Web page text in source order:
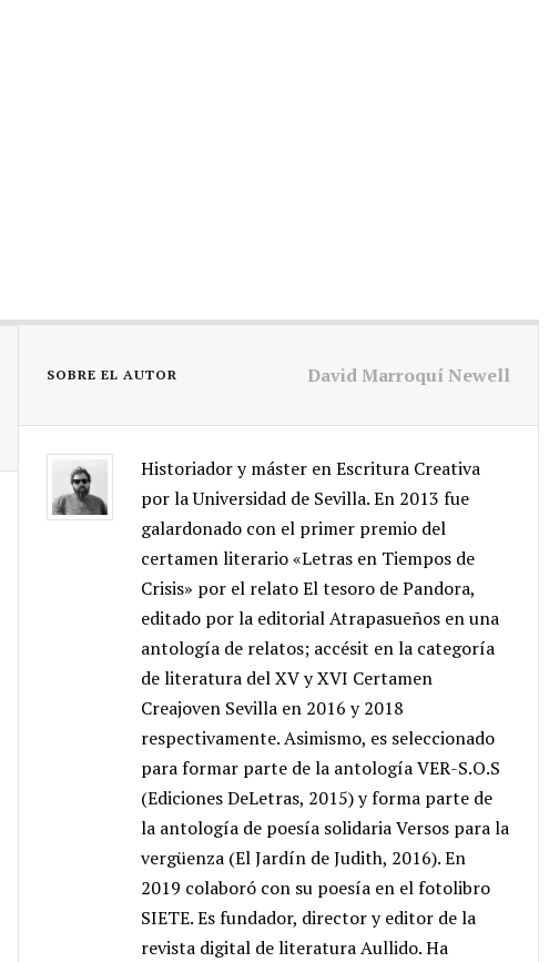
SOBRE EL AUTOR David Marroquí Newell
Historiador y máster en Escritura Creativa
por la Universidad de Sevilla. En 2013 fue
galardonado con el primer premio del
certamen literario «Letras en Tiempos de
Crisis» por el relato El tesoro de Pandora,
editado por la editorial Atrapasueños en una
antología de relatos; accésit en la categoría
de literatura del XV y XVI Certamen
Creajoven Sevilla en 2016 y 2018
respectivamente. Asimismo, es seleccionado
para formar parte de la antología VER-S.O.S
(Ediciones DeLetras, 2015) y forma parte de
la antología de poesía solidaria Versos para la
vergüenza (El Jardín de Judith, 2016). En
2019 colaboró con su poesía en el fotolibro
SIETE. Es fundador, director y editor de la
revista digital de literatura Aullido. Ha